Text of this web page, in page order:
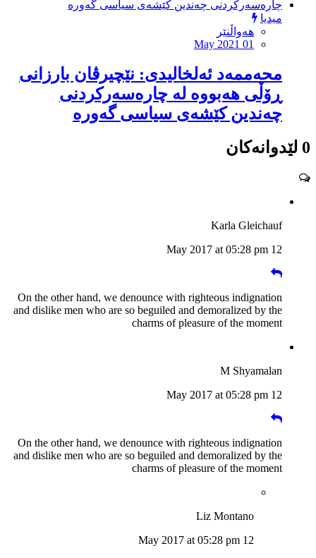
میدیا
هەواڵنێر
May 2021 01
محەممەد ئەلخالیدى: نێچیرڤان بارزانى
ڕۆڵى هەبووە لە چارەسەرکردنى
چەندین کێشەى سیاسى گەورە
0 لێدوانەکان
Karla Gleichauf
12 May 2017 at 05:28 pm
On the other hand, we denounce with righteous indignation
and dislike men who are so beguiled and demoralized by the
charms of pleasure of the moment
M Shyamalan
12 May 2017 at 05:28 pm
On the other hand, we denounce with righteous indignation
and dislike men who are so beguiled and demoralized by the
charms of pleasure of the moment
Liz Montano
12 May 2017 at 05:28 pm